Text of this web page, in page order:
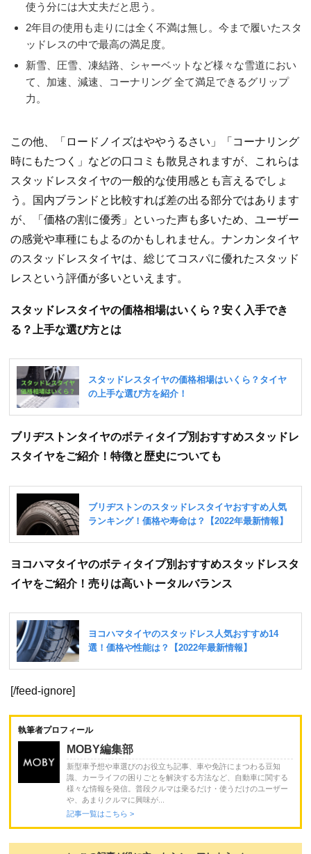
使う分には大丈夫だと思う。
2年目の使用も走りには全く不満は無し。今まで履いたスタ
ッドレスの中で最高の満足度。
新雪、圧雪、凍結路、シャーベットなど様々な雪道におい
て、加速、減速、コーナリング 全て満足できるグリップ
力。
この他、「ロードノイズはややうるさい」「コーナリング
時にもたつく」などの口コミも散見されますが、これらは
スタッドレスタイヤの一般的な使用感とも言えるでしょ
う。国内ブランドと比較すれば差の出る部分ではあります
が、「価格の割に優秀」といった声も多いため、ユーザー
の感覚や車種にもよるのかもしれません。ナンカンタイヤ
のスタッドレスタイヤは、総じてコスパに優れたスタッド
レスという評価が多いといえます。
スタッドレスタイヤの価格相場はいくら？安く入手でき
る？上手な選び方とは
ブリヂストンタイヤのボティタイプ別おすすめスタッドレ
スタイヤをご紹介！特徴と歴史についても
ヨコハマタイヤのボティタイプ別おすすめスタッドレスタ
イヤをご紹介！売りは高いトータルバランス
[/feed-ignore]
執筆者プロフィール
MOBY編集部
新型車予想や車選びのお役立ち記事、車や免許にまつわる豆知
識、カーライフの困りごとを解決する方法など、自動車に関する
様々な情報を発信。普段クルマは乗るだけ・使うだけのユーザー
や、あまりクルマに興味が...
記事一覧はこちら >